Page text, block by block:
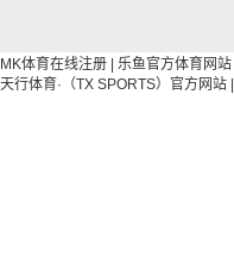
MK体育在线注册 | 乐鱼官方体育网站
天行体育·（TX SPORTS）官方网站 |